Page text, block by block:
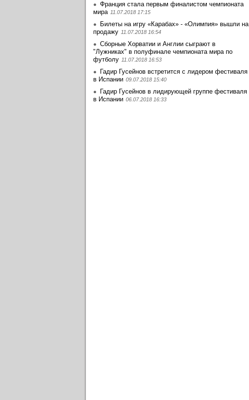
Франция стала первым финалистом чемпионата
мира 11.07.2018 17:15
Билеты на игру «Карабах» - «Олимпия» вышли на
продажу 11.07.2018 16:54
Сборные Хорватии и Англии сыграют в
"Лужниках" в полуфинале чемпионата мира по
футболу 11.07.2018 16:53
Гадир Гусейнов встретится с лидером фестиваля
в Испании 09.07.2018 15:40
Гадир Гусейнов в лидирующей группе фестиваля
в Испании 06.07.2018 16:33